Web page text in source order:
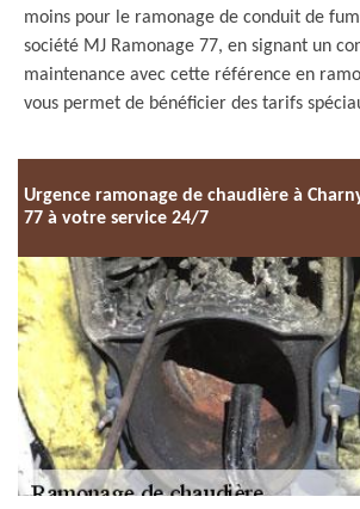
moins pour le ramonage de conduit de
société MJ Ramonage 77, en signant un
maintenance avec cette référence en
vous permet de bénéficier des tarifs
Urgence ramonage de chaudière à
77 à votre service 24/7